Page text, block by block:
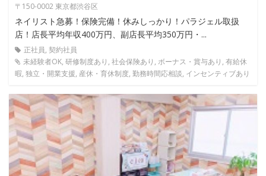
〒150-0002 東京都渋谷区
ネイリスト急募！保険完備！休みしっかり！パラジェル取扱
店！店長平均年収400万円、副店長平均350万円・...
正社員, 契約社員
未経験者OK, 研修制度あり, 社会保険あり, ボーナス・賞与あり, 有給休
暇, 独立・開業支援, 産休・育休制度, 勤務時間応相談, インセンティブあり